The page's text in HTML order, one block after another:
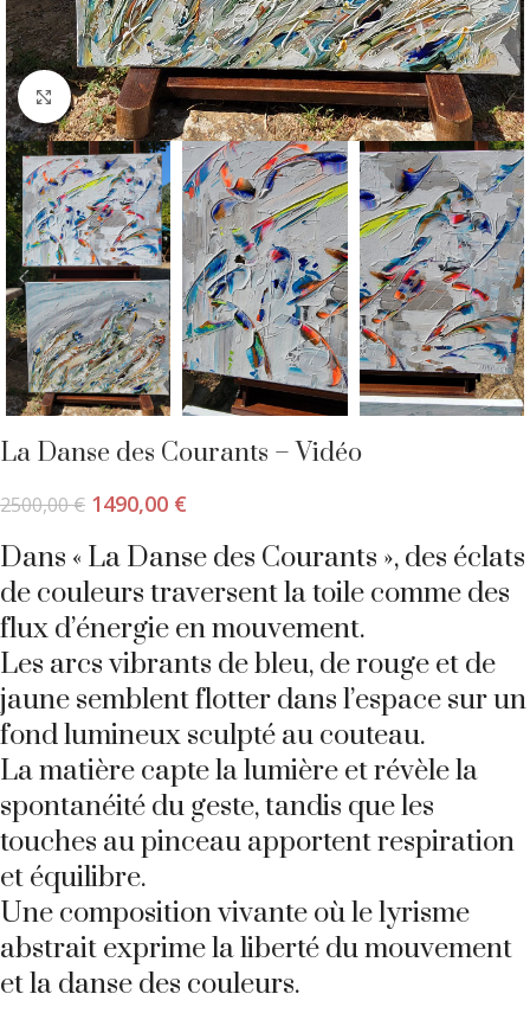
Click to enlarge
La Danse des Courants – Vidéo
2500,00€ 1490,00 €
Dans « La Danse des Courants », des éclats
de couleurs traversent la toile comme des
flux d’énergie en mouvement.
Les arcs vibrants de bleu, de rouge et de
jaune semblent flotter dans l’espace sur un
fond lumineux sculpté au couteau.
La matière capte la lumière et révèle la
spontanéité du geste, tandis que les
touches au pinceau apportent respiration
et équilibre.
Une composition vivante où le lyrisme
abstrait exprime la liberté du mouvement
et la danse des couleurs.